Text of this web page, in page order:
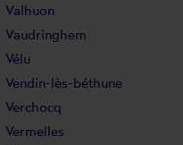
Valhuon
Vaudringhem
Vélu
Vendin-lès-béthune
Verchocq
Vermelles